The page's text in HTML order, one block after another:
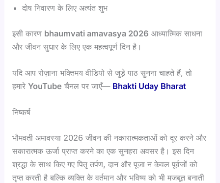
दोष निवारण के लिए अत्यंत शुभ
इसी कारण bhaumvati amavasya 2026 आध्यात्मिक साधना
और जीवन सुधार के लिए एक महत्वपूर्ण दिन है।
यदि आप रोज़ाना भक्तिमय वीडियो से जुड़े पाठ सुनना चाहते हैं, तो
हमारेYouTube चैनल पर जाएँ— Bhakti Uday Bharat
निष्कर्ष
भौमवती अमावस्या 2026 जीवन की नकारात्मकताओं को दूर करने और
सकारात्मक ऊर्जा प्राप्त करने का एक सुनहरा अवसर है। इस दिन
श्रद्धा के साथ किए गए पितृ तर्पण, दान और पूजा न केवल पूर्वजों को
तृप्त करती है बल्कि व्यक्ति के वर्तमान और भविष्य को भी मजबूत बनाती